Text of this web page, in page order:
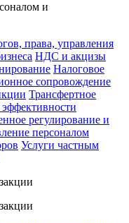
и
права, управления
НДС и акцизы
Налоговое
сопровождение
Трансфертное
регулирование и
персоналом
Услуги частным